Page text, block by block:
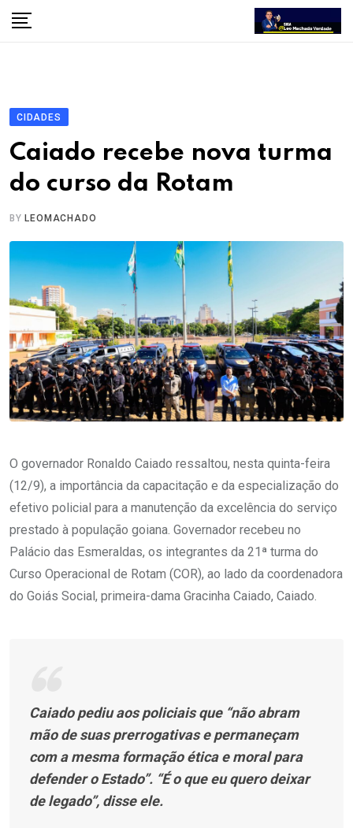
Skip
CIDADES
Caiado recebe nova turma
do curso da Rotam
BYLEOMACHADO
O governador Ronaldo Caiado ressaltou, nesta quinta-feira
(12/9), a importância da capacitação e da especialização do
efetivo policial para a manutenção da excelência do serviço
prestado à população goiana. Governador recebeu no
Palácio das Esmeraldas, os integrantes da 21ª turma do
Curso Operacional de Rotam (COR), ao lado da coordenadora
do Goiás Social, primeira-dama Gracinha Caiado, Caiado.
Caiado pediu aos policiais que “não abram
mão de suas prerrogativas e permaneçam
com a mesma formação ética e moral para
defender o Estado”. “É o que eu quero deixar
de legado”, disse ele.